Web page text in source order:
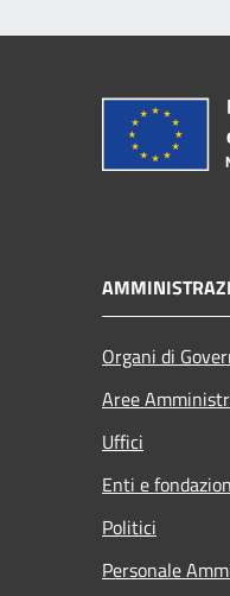
Organi di
Aree
Uffici
Enti e
Politici
Personale